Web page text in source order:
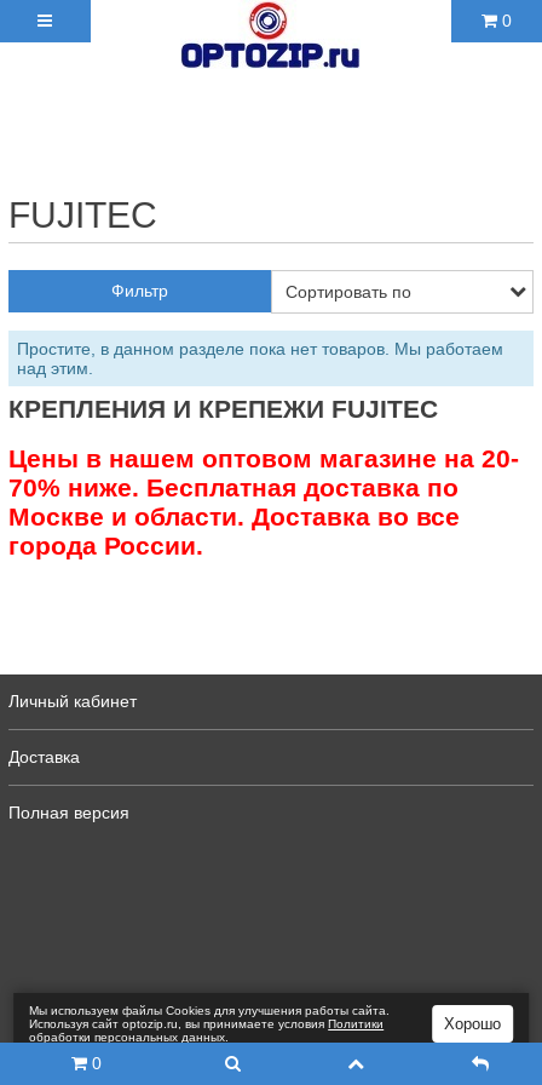
0
FUJITEC
Фильтр
Простите, в данном разделе пока нет товаров. Мы работаем
над этим.
КРЕПЛЕНИЯ И КРЕПЕЖИ FUJITEC
Цены в нашем оптовом магазине на 20-
70% ниже. Бесплатная доставка по
Москве и области. Доставка во все
города России.
Личный кабинет
Доставка
Полная версия
0
Мы используем файлы Сookies для улучшения работы сайта.
Используя сайт optozip.ru, вы принимаете условияПолитики
обработки персональных данных
Хорошо